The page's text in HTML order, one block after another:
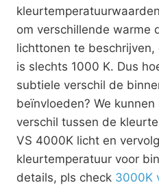
om verschillende warme
lichttonen te
is slechts 1000 K. Dus
subtiele verschil de
beïnvloeden? We
verschil tussen de
VS 4000K licht en
kleurtemperatuur voor
details, pls check 3000K